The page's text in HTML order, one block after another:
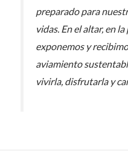
preparado para
vidas. En el altar, en
exponemos y
aviamiento
vivirla, disfrutarla y